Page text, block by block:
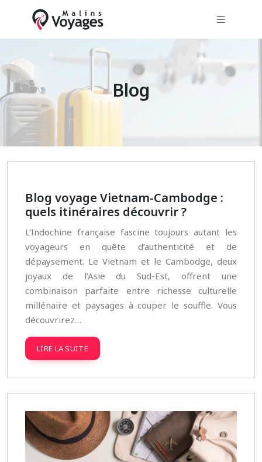
Blog
Blog voyage Vietnam-Cambodge :
quels itinéraires découvrir ?
L’Indochine française fascine toujours autant les
voyageurs en quête d’authenticité et de
dépaysement. Le Vietnam et le Cambodge, deux
joyaux de l’Asie du Sud-Est, offrent une
combinaison parfaite entre richesse culturelle
millénaire et paysages à couper le souffle. Vous
découvrirez…
LIRE LA SUITE